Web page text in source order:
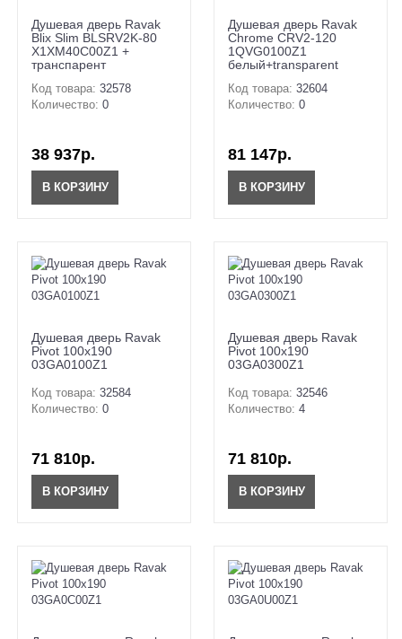
Душевая дверь Ravak
Blix Slim BLSRV2K-80
X1XM40C00Z1 +
транспарент
Код товара: 32578
Количество: 0
38 937р.
В КОРЗИНУ
Душевая дверь Ravak
Chrome CRV2-120
1QVG0100Z1
белый+transparent
Код товара: 32604
Количество: 0
81 147р.
В КОРЗИНУ
Душевая дверь Ravak
Pivot 100x190
03GA0100Z1
Код товара: 32584
Количество: 0
71 810р.
В КОРЗИНУ
Душевая дверь Ravak
Pivot 100x190
03GA0300Z1
Код товара: 32546
Количество: 4
71 810р.
В КОРЗИНУ